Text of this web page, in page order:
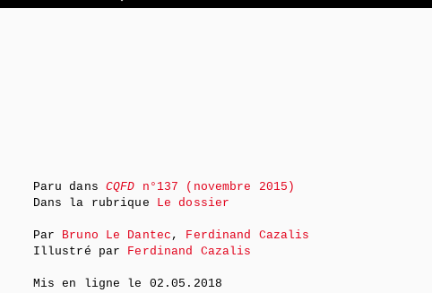
Paru dans CQFD n°137 (novembre 2015)
Dans la rubrique Le dossier
Par Bruno Le Dantec , Ferdinand Cazalis
Illustré par Ferdinand Cazalis
Mis en ligne le 02.05.2018